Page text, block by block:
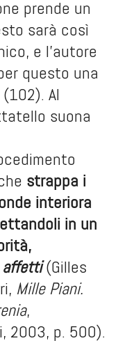
prende un
sarà così
e l’autore
questo una
Al
suona
strappa i
interiora
in un
affetti (Gilles
Mille Piani.
,
2003, p. 500).